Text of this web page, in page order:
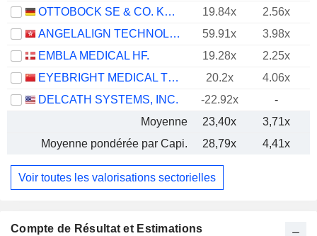
OTTOBOCK SE & CO. KGAA
19.84x
2.56x
ANGELALIGN TECHNOLOGY INC.
59.91x 3.98x
EMBLA MEDICAL HF.
19.28x 2.25x
EYEBRIGHT MEDICAL TECHNOLOGY (BEIJING) CO., LTD.
20.2x
4.06x
DELCATH SYSTEMS, INC.
-22.92x
-
Moyenne
23,40x 3,71x
Moyenne pondérée par Capi.
28,79x 4,41x
Voir toutes les valorisations sectorielles
Compte de Résultat et Estimations